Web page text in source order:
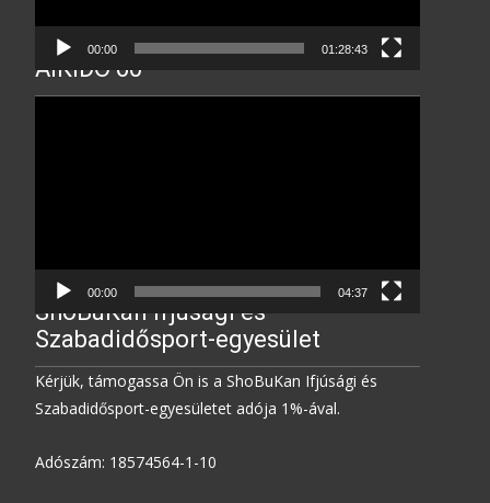
00:00 01:28:43
AIKIDO 60
00:00 04:37
ShoBuKan Ifjúsági és
Szabadidősport-egyesület
Kérjük, támogassa Ön is a ShoBuKan Ifjúsági és
Szabadidősport-egyesületet adója 1%-ával.
Adószám: 18574564-1-10